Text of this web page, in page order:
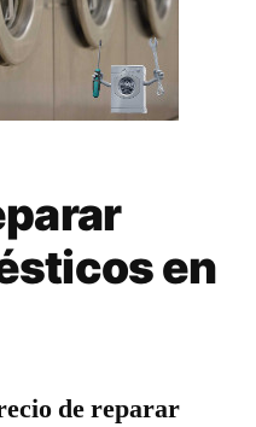
en
de reparar